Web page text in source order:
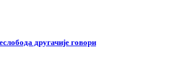
другачије говори